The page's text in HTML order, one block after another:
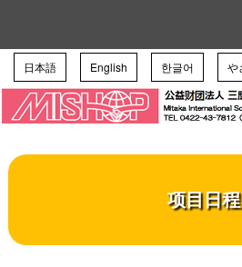
日本語 English 한글어 や
项目日程